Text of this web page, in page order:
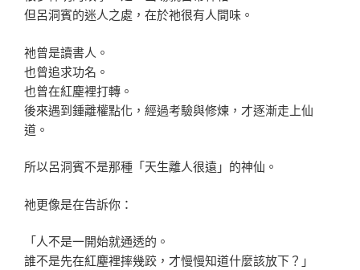
但呂洞賓的迷人之處，在於祂很有人間味。
祂曾是讀書人。
也曾追求功名。
也曾在紅塵裡打轉。
後來遇到鍾離權點化，經過考驗與修煉，才逐漸走上仙
道。
所以呂洞賓不是那種「天生離人很遠」的神仙。
祂更像是在告訴你：
「人不是一開始就通透的。
誰不是先在紅塵裡摔幾跤，才慢慢知道什麼該放下？」